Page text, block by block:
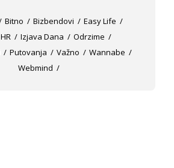
Bitno Bizbendovi
Easy Life
HR Izjava Dana
Odrzime
Putovanja Važno
Wannabe
Webmind